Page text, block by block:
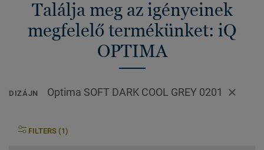
Találja meg az igényeinek
megfelelő termékünket: iQ
OPTIMA
DIZÁJN Optima SOFT DARK COOL GREY 0201
FILTERS (1)